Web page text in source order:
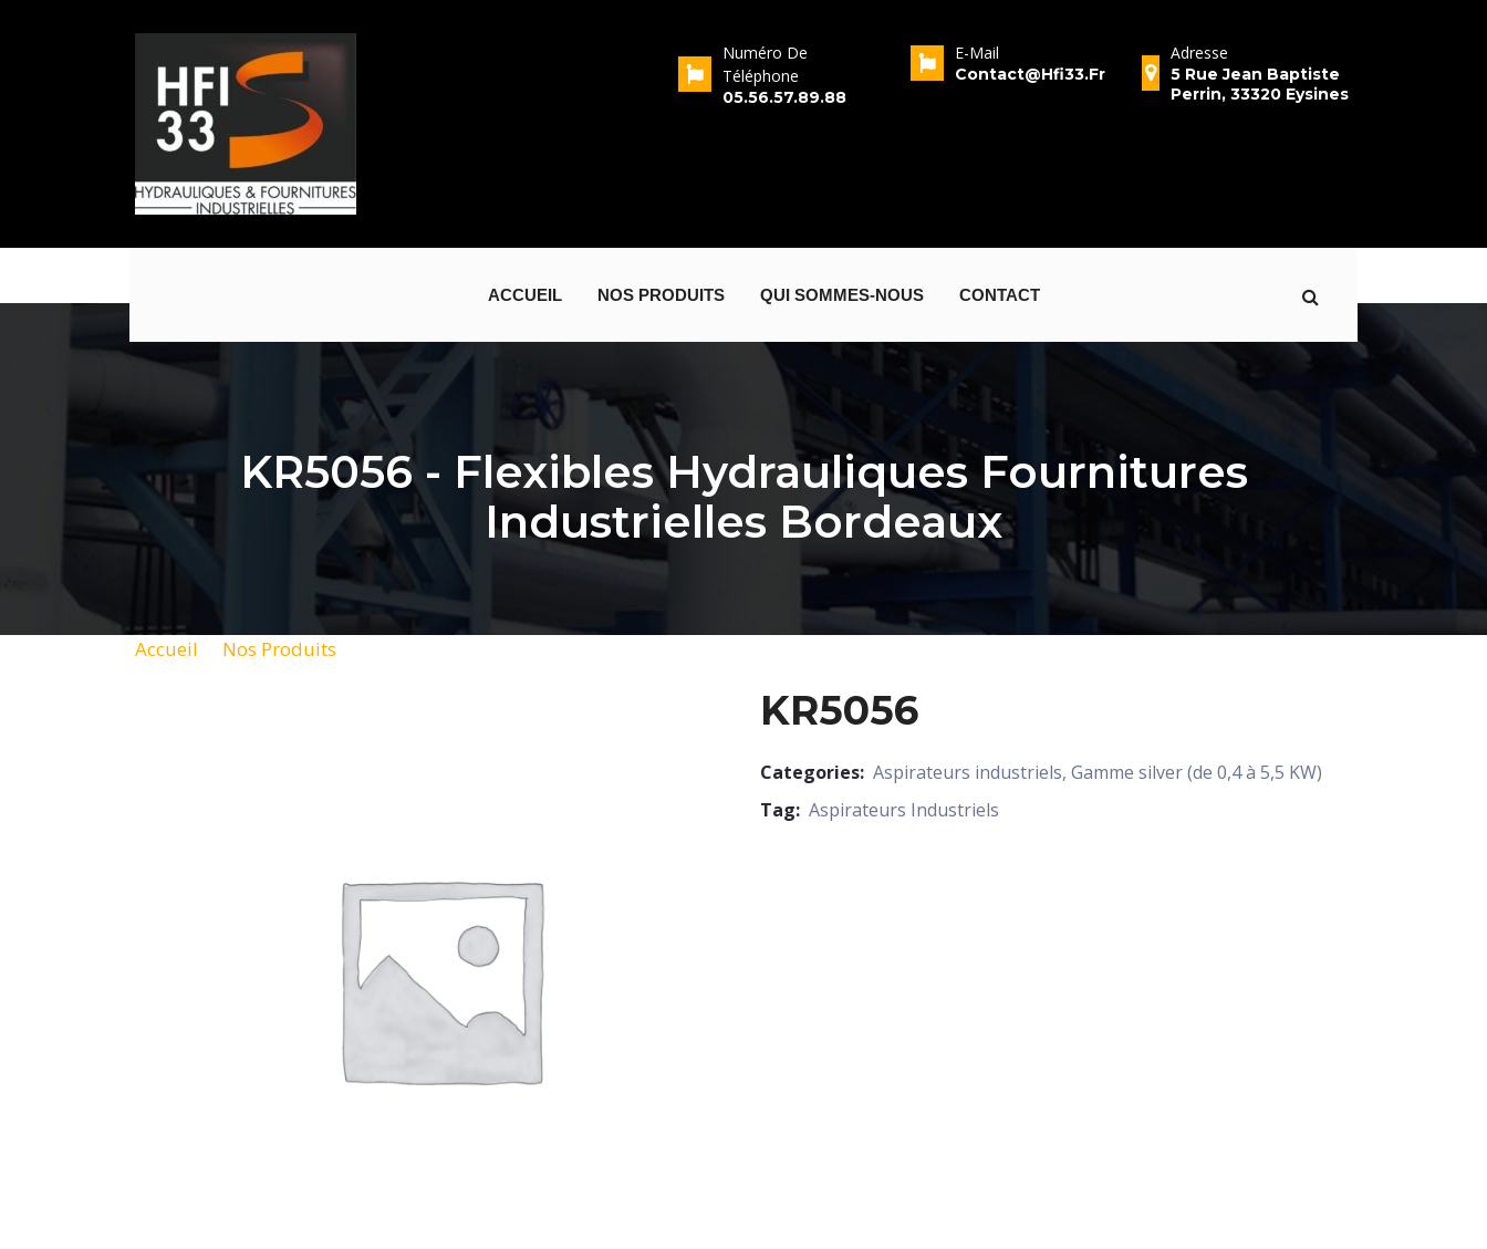
E-Mail
Contact@hfi33.fr
Numéro De
Téléphone
05.56.57.89.88
E-Mail
Contact@hfi33.fr
Adresse
5 Rue Jean Baptiste
Perrin, 33320 Eysines
ACCUEIL NOS PRODUITS QUI SOMMES-NOUS CONTACT
KR5056 - Flexibles Hydrauliques Fournitures
Industrielles Bordeaux
Accueil Nos Produits
KR5056
Categories: Aspirateurs industriels, Gamme silver (de 0,4 à 5,5 KW)
Tag: Aspirateurs Industriels